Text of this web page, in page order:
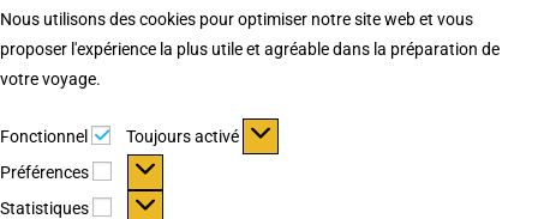
Nous utilisons des cookies pour optimiser notre site web et vous
proposer l'expérience la plus utile et agréable dans la préparation de
votre voyage.
Fonctionnel Fonctionnel
Toujours activé
Préférences
Préférences
Statistiques Statistiques